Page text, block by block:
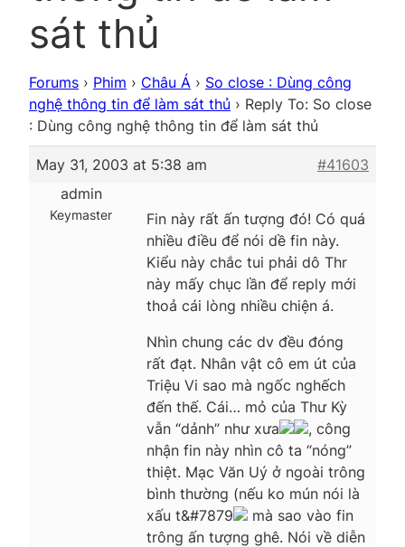
sát thủ
Forums › Phim › Châu Á › So close : Dùng công
nghệ thông tin để làm sát thủ › Reply To: So close
: Dùng công nghệ thông tin để làm sát thủ
May 31, 2003 at 5:38 am
#41603
admin
Keymaster
Fin này rất ấn tượng đó! Có quá
nhiều điều để nói dề fin này.
Kiểu này chắc tui phải dô Thr
này mấy chục lần để reply mới
thoả cái lòng nhiều chiện á.
Nhìn chung các dv đều đóng
rất đạt. Nhân vật cô em út của
Triệu Vi sao mà ngốc nghếch
đến thế. Cái… mỏ của Thư Kỳ
vẫn “dảnh” như xưa
, công
nhận fin này nhìn cô ta “nóng”
thiệt. Mạc Văn Uý ở ngoài trông
bình thường (nếu ko mún nói là
xấu t&#7879
mà sao vào fin
trông ấn tượng ghê. Nói về diễn